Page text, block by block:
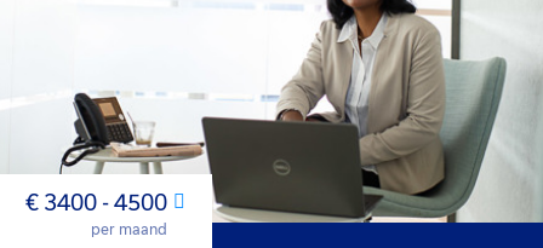
Contact
Maand
€ 3400 - 4500
per maand